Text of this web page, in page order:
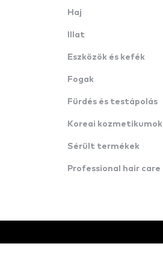
Haj
Illat
Eszközök és kefék
Fogak
Fürdés és testápolás
Koreai kozmetikumok
Sérült termékek
Professional hair care